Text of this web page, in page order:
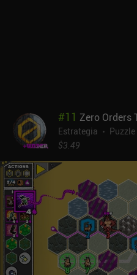
jugando para ganar la moneda
avanzar hacia las
monetización definitivamente
jugabilidad y su visión única del
#11 Zero Orders
Estrategia
Puzzle
$3.49